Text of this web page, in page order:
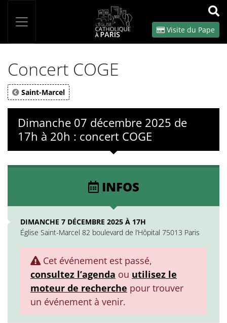
OK
Visite du Pape
Concert COGE
Saint-Marcel
Dimanche 07 décembre 2025 de
17h à 20h : concert COGE
INFOS
DIMANCHE 7 DÉCEMBRE 2025 À 17H
Église Saint-Marcel 82 boulevard de l’Hôpital 75013 Paris
Cet événement est passé,
consultez l’agenda ou utilisez le
moteur de recherche pour trouver
un événement à venir.
Panneau de gestion des cookies